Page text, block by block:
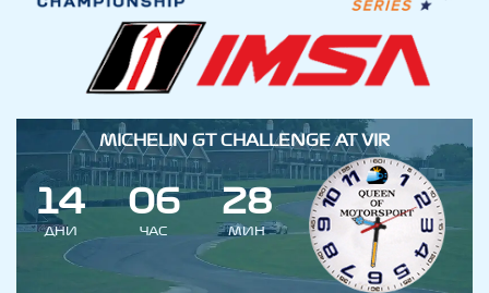
MICHELIN GT CHALLENGE AT VIR
14
ДНИ
06
ЧАС
28
МИН